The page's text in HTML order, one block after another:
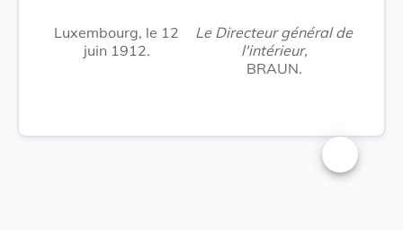
Luxembourg, le 12
juin 1912.
Le Directeur général de
l'intérieur,
BRAUN.
Changer la